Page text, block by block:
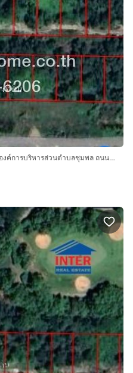
ที่ดินเปล่า 200 ตร.ว. ที่ดิน ใกล้ที่ทำการองค์การบริหารส่วนตำบลชุมพล ถนนลำลูกกา ถนนรังสิต-นครนายก องครักษ์ นครนายก